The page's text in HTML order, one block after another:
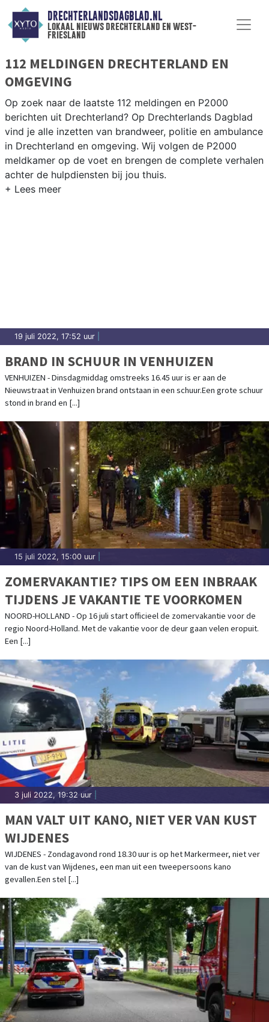
DRECHTERLANDSDAGBLAD.NL
lokaal nieuws drechterland en west-
friesland
112 MELDINGEN DRECHTERLAND EN
OMGEVING
Op zoek naar de laatste 112 meldingen en P2000
berichten uit Drechterland? Op Drechterlands Dagblad
vind je alle inzetten van brandweer, politie en ambulance
in Drechterland en omgeving. Wij volgen de P2000
meldkamer op de voet en brengen de complete verhalen
achter de hulpdiensten bij jou thuis.
19 juli 2022, 17:52 uur
BRAND IN SCHUUR IN VENHUIZEN
VENHUIZEN - Dinsdagmiddag omstreeks 16.45 uur is er aan de
Nieuwstraat in Venhuizen brand ontstaan in een schuur.Een grote schuur
stond in brand en [...]
15 juli 2022, 15:00 uur
ZOMERVAKANTIE? TIPS OM EEN INBRAAK
TIJDENS JE VAKANTIE TE VOORKOMEN
NOORD-HOLLAND - Op 16 juli start officieel de zomervakantie voor de
regio Noord-Holland. Met de vakantie voor de deur gaan velen eropuit.
Een [...]
3 juli 2022, 19:32 uur
MAN VALT UIT KANO, NIET VER VAN KUST
WIJDENES
WIJDENES - Zondagavond rond 18.30 uur is op het Markermeer, niet ver
van de kust van Wijdenes, een man uit een tweepersoons kano
gevallen.Een stel [...]